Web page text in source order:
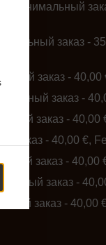
, Минимальный
заказ -
заказ -
заказ -
заказ - 40,00
заказ - 40,00 €,
заказ - 40,00
заказ -
заказ - 40,00